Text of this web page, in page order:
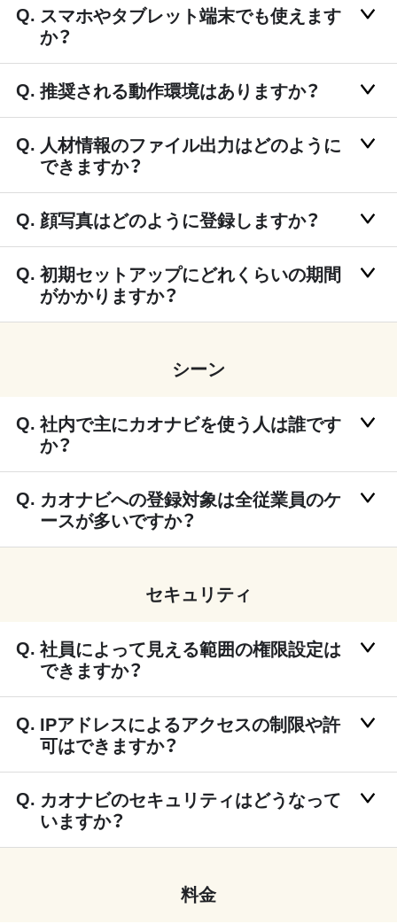
スマホやタブレット端末でも使えます
か？
推奨される動作環境はありますか？
人材情報のファイル出力はどのように
できますか？
顔写真はどのように登録しますか？
初期セットアップにどれくらいの期間
がかかりますか？
シーン
社内で主にカオナビを使う人は誰です
か？
カオナビへの登録対象は全従業員のケ
ースが多いですか？
セキュリティ
社員によって見える範囲の権限設定は
できますか？
IPアドレスによるアクセスの制限や許
可はできますか？
カオナビのセキュリティはどうなって
いますか？
料金